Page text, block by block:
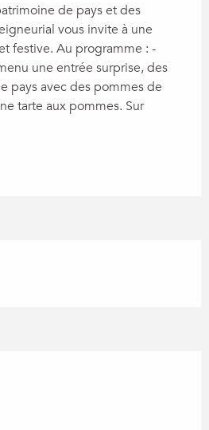
de pays et des
vous invite à une
festive. Au programme : -
une entrée surprise, des
pays avec des pommes de
tarte aux pommes. Sur